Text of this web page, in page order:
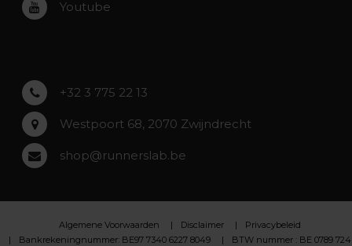
Asse
Youtube
+32 3 775 22 13
Westpoort 68, 2070 Zwijndrecht
shop@runnerslab.be
Algemene Voorwaarden Disclaimer
Privacybeleid
Bankrekeningnummer: BE97 7340 6227 8049
BTW nummer : BE 0789 724